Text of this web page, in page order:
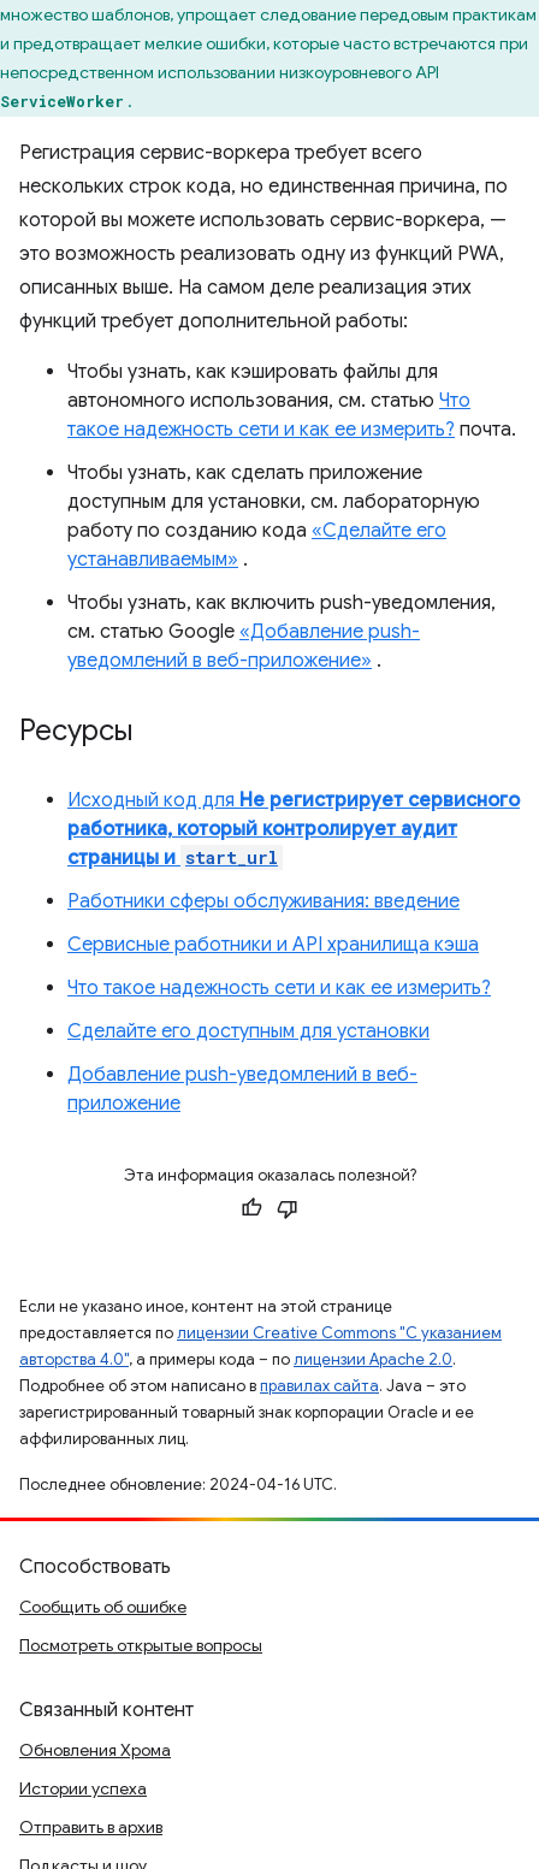
множество шаблонов, упрощает следование передовым практикам
и предотвращает мелкие ошибки, которые часто встречаются при
непосредственном использовании низкоуровневого API
ServiceWorker .
Регистрация сервис-воркера требует всего
нескольких строк кода, но единственная причина, по
которой вы можете использовать сервис-воркера, —
это возможность реализовать одну из функций PWA,
описанных выше. На самом деле реализация этих
функций требует дополнительной работы:
Чтобы узнать, как кэшировать файлы для
автономного использования, см. статью Что
такое надежность сети и как ее измерить? почта.
Чтобы узнать, как сделать приложение
доступным для установки, см. лабораторную
работу по созданию кода «Сделайте его
устанавливаемым» .
Чтобы узнать, как включить push-уведомления,
см. статью Google «Добавление push-
уведомлений в веб-приложение» .
Ресурсы
Исходный код для Не регистрирует сервисного
работника, который контролирует аудит
страницы и start_url
Работники сферы обслуживания: введение
Сервисные работники и API хранилища кэша
Что такое надежность сети и как ее измерить?
Сделайте его доступным для установки
Добавление push-уведомлений в веб-
приложение
Эта информация оказалась полезной?
Если не указано иное, контент на этой странице
предоставляется полицензии Creative Commons "С указанием
авторства 4.0", а примеры кода – полицензии Apache 2.0.
Подробнее об этом написано вправилах сайта. Java – это
зарегистрированный товарный знак корпорации Oracle и ее
аффилированных лиц.
Последнее обновление: 2024-04-16 UTC.
Способствовать
Сообщить об ошибке
Посмотреть открытые вопросы
Связанный контент
Обновления Хрома
Истории успеха
Отправить в архив